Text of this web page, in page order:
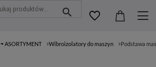
⏷ ASORTYMENT Wibroizolatory do maszyn Podstawa